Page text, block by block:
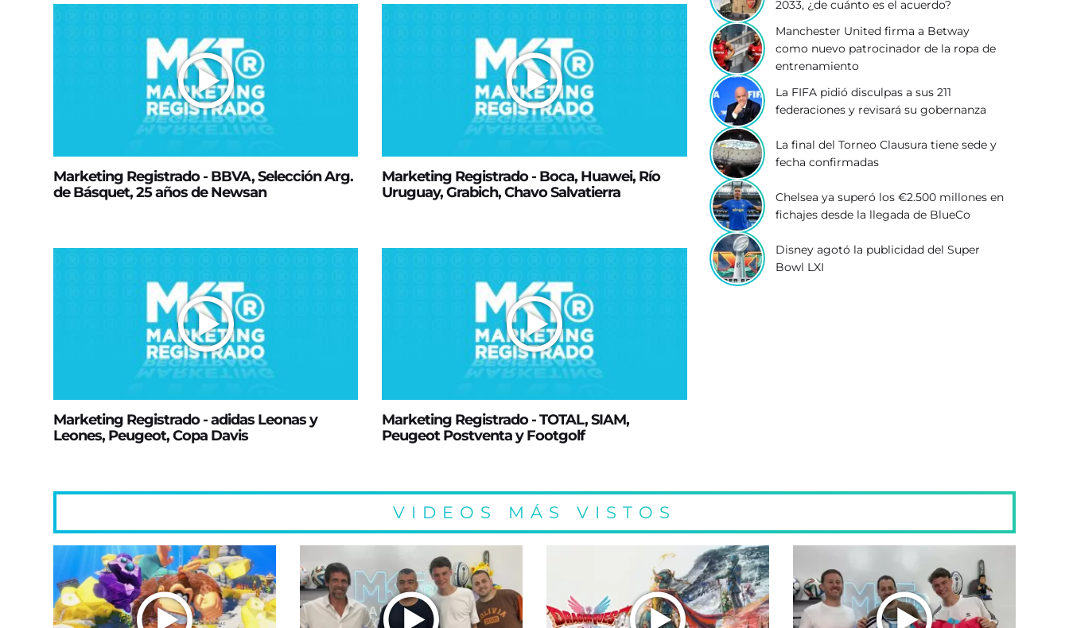
Marketing Registrado - BBVA, Selección Arg.
de Básquet, 25 años de Newsan
Marketing Registrado - Boca, Huawei, Río
Uruguay, Grabich, Chavo Salvatierra
Marketing Registrado - adidas Leonas y
Leones, Peugeot, Copa Davis
Marketing Registrado - TOTAL, SIAM,
Peugeot Postventa y Footgolf
2033, ¿de cuánto es el acuerdo?
Manchester United firma a Betway
como nuevo patrocinador de la ropa de
entrenamiento
La FIFA pidió disculpas a sus 211
federaciones y revisará su gobernanza
La final del Torneo Clausura tiene sede y
fecha confirmadas
Chelsea ya superó los €2.500 millones en
fichajes desde la llegada de BlueCo
Disney agotó la publicidad del Super
Bowl LXI
VIDEOS MÁS VISTOS